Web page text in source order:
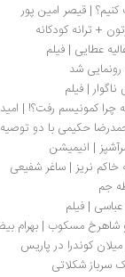
قیصر امین پور
کودکانه
| فیلم
شد
فیلم
رفت؟! | امید هاشمی
حکیمی با دو توصیه
انیمیشن
| ساغر شفیعی
فیلم
مسکوب | بهرام بیضایی
در پاریس
شکلاتی